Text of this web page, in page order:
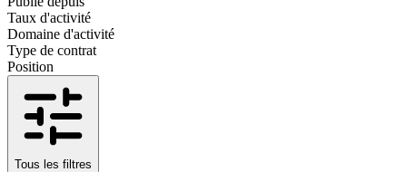
Taux d'activité
Domaine d'activité
Type de contrat
Position
Tous les filtres